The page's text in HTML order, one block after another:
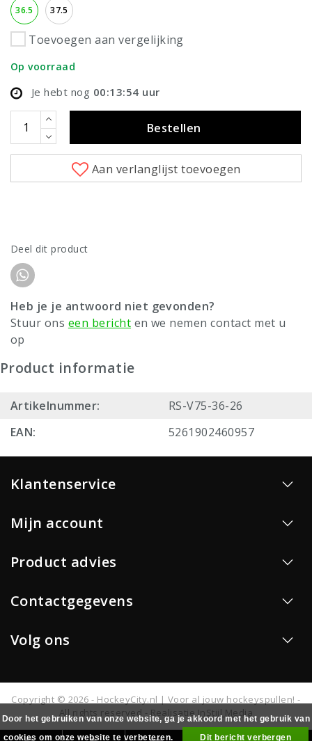
36.5 37.5
Toevoegen aan vergelijking
Op voorraad
Je hebt nog 00:13:54 uur
Bestellen
Aan verlanglijst toevoegen
Deel dit product
Heb je je antwoord niet gevonden?
Stuur ons een bericht en we nemen contact met u
op
Product informatie
Artikelnummer:
RS-V75-36-26
EAN:
5261902460957
Klantenservice
Mijn account
Product advies
Contactgegevens
Volg ons
Copyright © 2026 - HockeyCity.nl | Voor al jouw hockeyspullen! -
All rights reserved - Realisatie InStijl Media
Door het gebruiken van onze website, ga je akkoord met het gebruik van
cookies om onze website te verbeteren.
Dit bericht verbergen